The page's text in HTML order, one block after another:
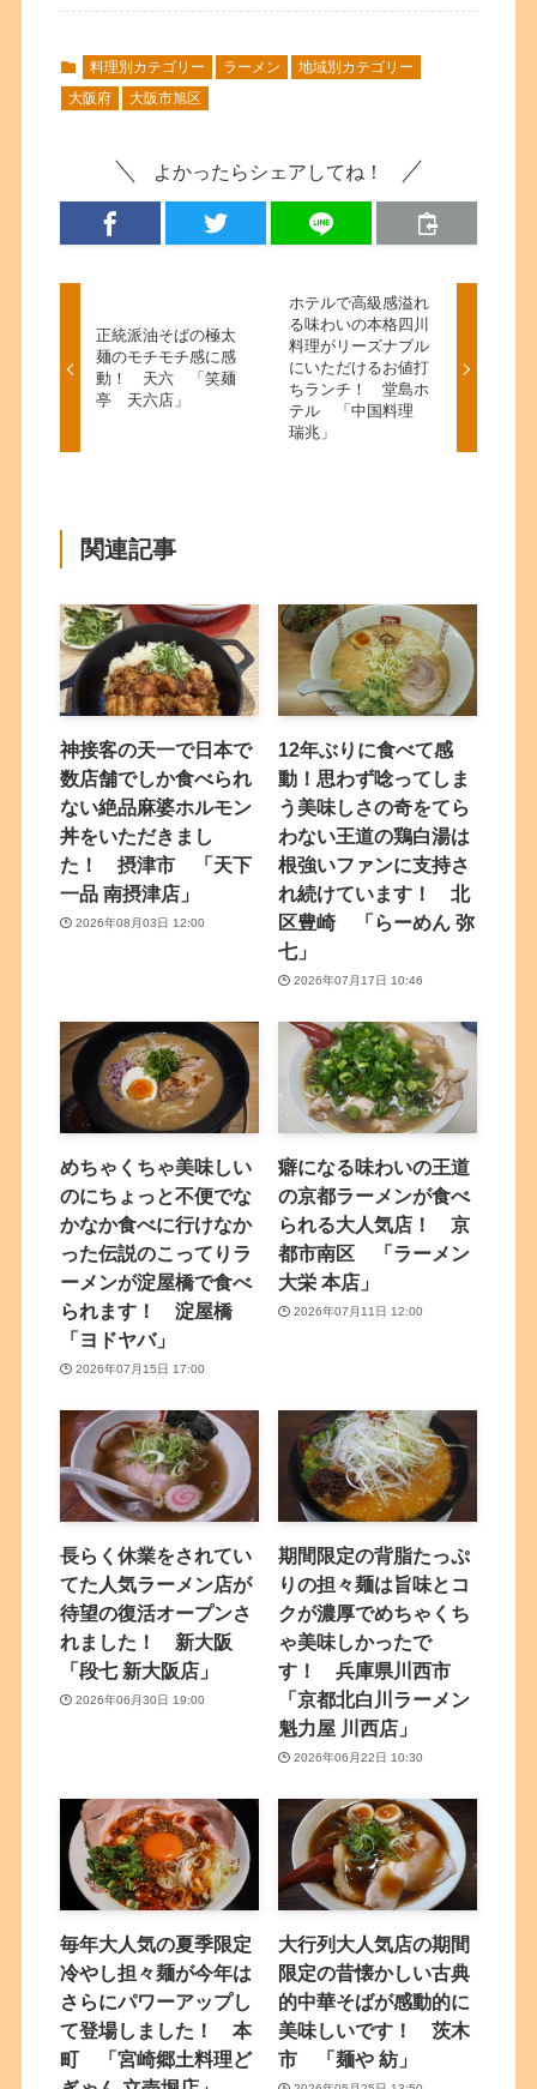
料理別カテゴリー ラーメン
地域別カテゴリー
大阪府
大阪市旭区
よかったらシェアしてね！
正統派油そばの極太
麺のモチモチ感に感
動！ 天六 「笑麺
亭 天六店」
ホテルで高級感溢れ
る味わいの本格四川
料理がリーズナブル
にいただけるお値打
ちランチ！ 堂島ホ
テル 「中国料理
瑞兆」
関連記事
神接客の天一で日本で
数店舗でしか食べられ
ない絶品麻婆ホルモン
丼をいただきまし
た！ 摂津市 「天下
一品 南摂津店」
2026年08月03日 12:00
12年ぶりに食べて感
動！思わず唸ってしま
う美味しさの奇をてら
わない王道の鶏白湯は
根強いファンに支持さ
れ続けています！ 北
区豊崎 「らーめん 弥
七」
2026年07月17日 10:46
めちゃくちゃ美味しい
のにちょっと不便でな
かなか食べに行けなか
った伝説のこってりラ
ーメンが淀屋橋で食べ
られます！ 淀屋橋
「ヨドヤバ」
2026年07月15日 17:00
癖になる味わいの王道
の京都ラーメンが食べ
られる大人気店！ 京
都市南区 「ラーメン
大栄 本店」
2026年07月11日 12:00
長らく休業をされてい
てた人気ラーメン店が
待望の復活オープンさ
れました！ 新大阪
「段七 新大阪店」
2026年06月30日 19:00
期間限定の背脂たっぷ
りの担々麺は旨味とコ
クが濃厚でめちゃくち
ゃ美味しかったで
す！ 兵庫県川西市
「京都北白川ラーメン
魁力屋 川西店」
2026年06月22日 10:30
毎年大人気の夏季限定
冷やし担々麺が今年は
さらにパワーアップし
て登場しました！ 本
町 「宮崎郷土料理ど
大行列大人気店の期間
限定の昔懐かしい古典
的中華そばが感動的に
美味しいです！ 茨木
市 「麺や 紡」